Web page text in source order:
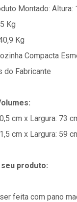
Montado:
Kg
Kg
Compacta
do Fabricante
cm x Largura: 73
cm x Largura: 59
produto:
feita com pano